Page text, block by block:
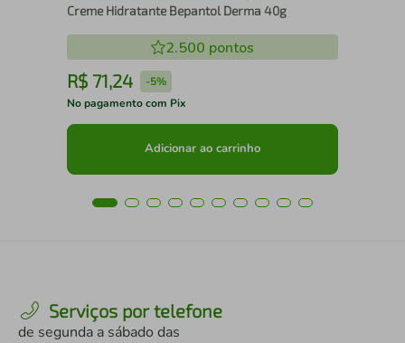
Creme Hidratante Bepantol Derma 40g
2.500 pontos
R$ 71,24 -5%
No pagamento com Pix
Adicionar ao carrinho
Serviços por telefone
de segunda a sábado das